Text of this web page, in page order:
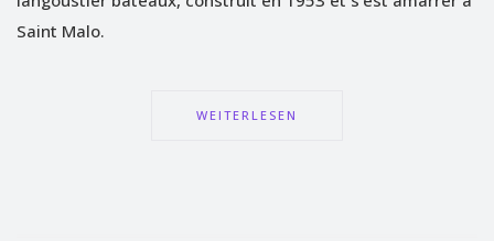
Saint Malo.
WEITERLESEN